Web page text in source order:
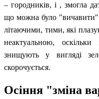
– городників, і , змогла
що можна було "вичавити"
літаючими, тими, які
неактуальною,
знищують у вигляді
скорочується.
Осіння "зміна